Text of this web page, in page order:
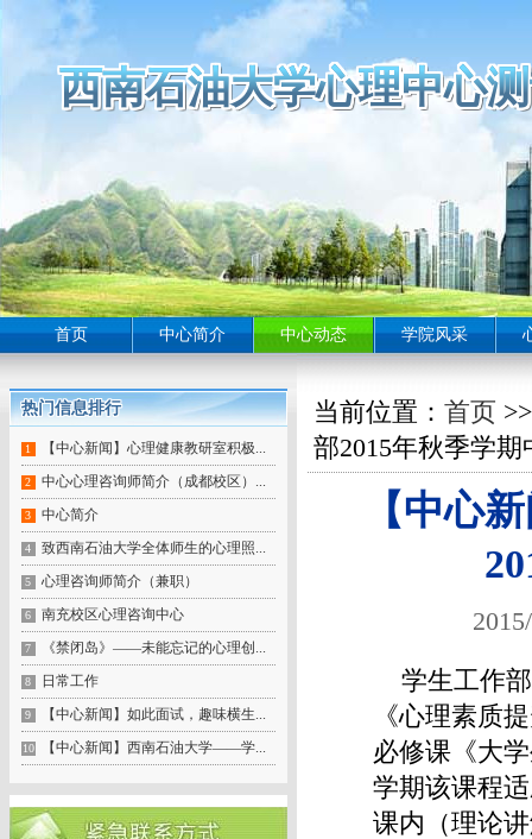
西南石油大学心理中心
西南石油大学心理中心
西南石油大学心理中心
西南石油大学心理中心
西南石油大学心理中心
西南石油大学心理中心
西南石油大学心理中心
西南石油大学心理中心
西南石油大学心理中心
西南石油大学心理中心
西南石油大学心理中心
西南石油大学心理中心
西南石油大学心理中心
西南石油大学心理中心
西南石油大学心理中心
西南石油大学心理中心
西南石油大学心理中心
西南石油大学心理中心
西南石油大学心理中心
西南石油大学心理中心
西南石油大学心理中心
西南石油大学心理中心
西南石油大学心理中心
西南石油大学心理中心
西南石油大学心理中心
西南石油大学心理中心
西南石油大学心理中心
西南石油大学心理中心
西南石油大学心理中心
西南石油大学心理中心
西南石油大学心理中心
西南石油大学心理中心
西南石油大学心理中心
西南石油大学心理中心
西南石油大学心理中心
西南石油大学心理中心
西南石油大学心理中心
西南石油大学心理中心
西南石油大学心理中心
西南石油大学心理中心
西南石油大学心理中心
西南石油大学心理中心
西南石油大学心理中心
西南石油大学心理中心
西南石油大学心理中心
首页 中心简介 中心动态 学院风采
当前位置： 首页
部2015年秋季学
【中心
学生工作
《心理素质
必修课《大
学期该课程
课内（理论
热门信息排行
热门信息排行
热门信息排行
热门信息排行
热门信息排行
热门信息排行
热门信息排行
热门信息排行
热门信息排行
1 【中心新闻】心理健康教研室积极...
2 中心心理咨询师简介（成都校区）...
3 中心简介
4 致西南石油大学全体师生的心理照...
5 心理咨询师简介（兼职）
6 南充校区心理咨询中心
7 《禁闭岛》——未能忘记的心理创...
8 日常工作
9 【中心新闻】如此面试，趣味横生...
10 【中心新闻】西南石油大学——学...